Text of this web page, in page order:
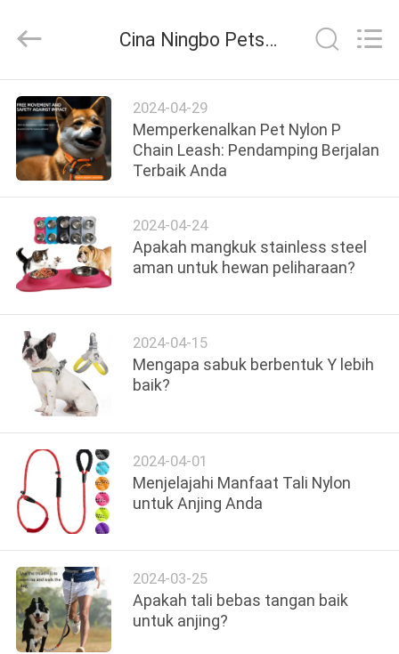
RUMAH
PRODUK
TENTANG
KAMI
TUR
PABRIK
HUBUNGI
KAMI
PERMINTAAN
PENAWARAN
BLOG/NEWS
SITEMAP
Pets2Go
Trading
Rights
Reserved.
Cina Ningbo Pets2Go Trading Co.Ltd Berita perusahaan
2024-04-29
Memperkenalkan Pet Nylon P
Chain Leash: Pendamping Berjalan
Terbaik Anda
2024-04-24
Apakah mangkuk stainless steel
aman untuk hewan peliharaan?
2024-04-15
Mengapa sabuk berbentuk Y lebih
baik?
2024-04-01
Menjelajahi Manfaat Tali Nylon
untuk Anjing Anda
2024-03-25
Apakah tali bebas tangan baik
untuk anjing?